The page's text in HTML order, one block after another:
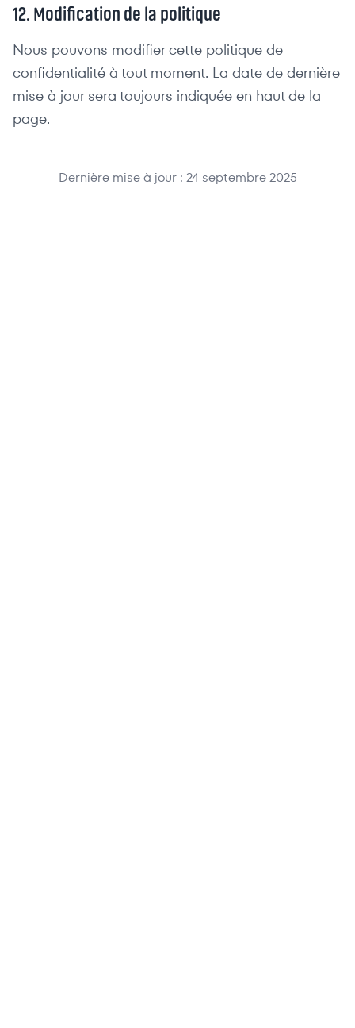
12. Modification de la politique
Nous pouvons modifier cette politique de
confidentialité à tout moment. La date de dernière
mise à jour sera toujours indiquée en haut de la
page.
Dernière mise à jour : 24 septembre 2025